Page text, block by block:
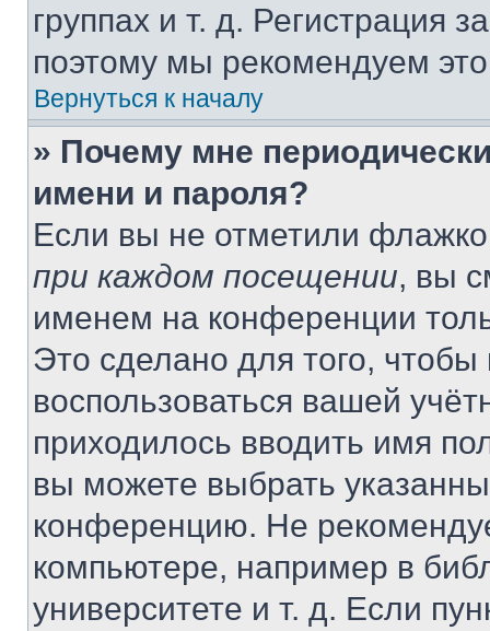
группах и т. д. Регистрация
поэтому мы рекомендуем
Вернуться к началу
» Почему мне
имени и пароля?
Если вы не отметили
при каждом посещении, вы
именем на конференции
Это сделано для того, чтобы
воспользоваться вашей
приходилось вводить имя
вы можете выбрать
конференцию. Не
компьютере, например в
университете и т. д. Если